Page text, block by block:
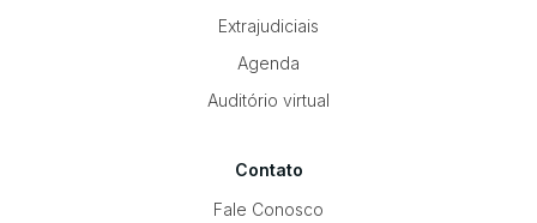
Extrajudiciais
Agenda
Auditório virtual
Contato
Fale Conosco